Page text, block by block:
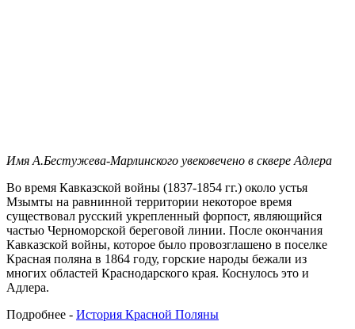
Имя А.Бестужева-Марлинского увековечено в сквере Адлера
Во время Кавказской войны (1837-1854 гг.) около устья
Мзымты на равнинной территории некоторое время
существовал русский укрепленный форпост, являющийся
частью Черноморской береговой линии. После окончания
Кавказской войны, которое было провозглашено в поселке
Красная поляна в 1864 году, горские народы бежали из
многих областей Краснодарского края. Коснулось это и
Адлера.
Подробнее - История Красной Поляны